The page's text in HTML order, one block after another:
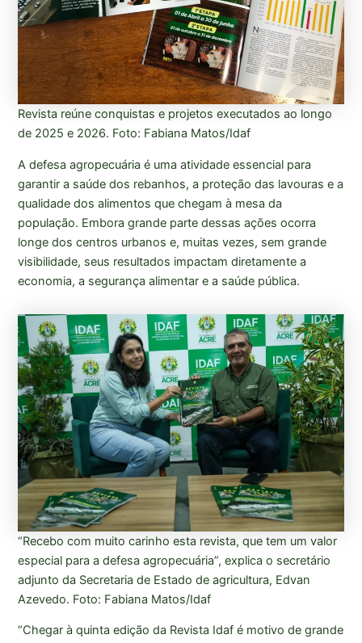
Revista reúne conquistas e projetos executados ao longo
de 2025 e 2026. Foto: Fabiana Matos/Idaf
A defesa agropecuária é uma atividade essencial para
garantir a saúde dos rebanhos, a proteção das lavouras e a
qualidade dos alimentos que chegam à mesa da
população. Embora grande parte dessas ações ocorra
longe dos centros urbanos e, muitas vezes, sem grande
visibilidade, seus resultados impactam diretamente a
economia, a segurança alimentar e a saúde pública.
“Recebo com muito carinho esta revista, que tem um valor
especial para a defesa agropecuária”, explica o secretário
adjunto da Secretaria de Estado de agricultura, Edvan
Azevedo. Foto: Fabiana Matos/Idaf
“Chegar à quinta edição da Revista Idaf é motivo de grande